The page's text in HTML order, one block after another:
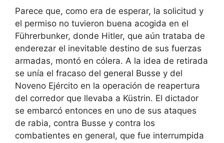
Parece que, como era de esperar, la solicitud y
el permiso no tuvieron buena acogida en el
Führerbunker, donde Hitler, que aún trataba de
enderezar el inevitable destino de sus fuerzas
armadas, montó en cólera. A la idea de retirada
se unía el fracaso del general Busse y del
Noveno Ejército en la operación de reapertura
del corredor que llevaba a Küstrin. El dictador
se embarcó entonces en uno de sus ataques
de rabia, contra Busse y contra los
combatientes en general, que fue interrumpida